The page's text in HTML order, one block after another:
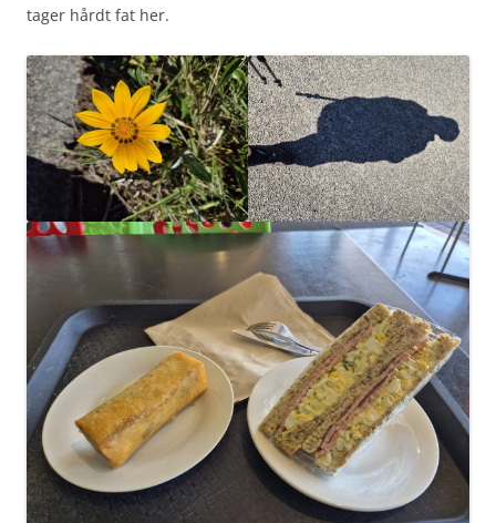
tager hårdt fat her.